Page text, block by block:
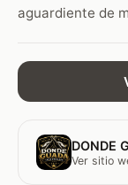
aguardiente de
DONDE
Ver sitio